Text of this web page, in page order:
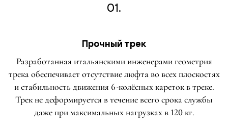
01.
Прочный трек
Разработанная итальянскими инженерами геометрия
трека обеспечивает отсутствие люфта во всех плоскостях
и стабильность движения 6-колёсных кареток в треке.
Трек не деформируется в течение всего срока службы
даже при максимальных нагрузках в 120 кг.